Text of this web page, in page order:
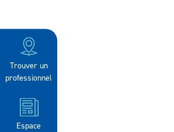
Trouver un
professionnel
Espace